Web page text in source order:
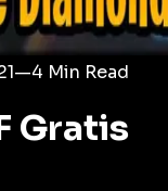
—4 Min Read
Gratis